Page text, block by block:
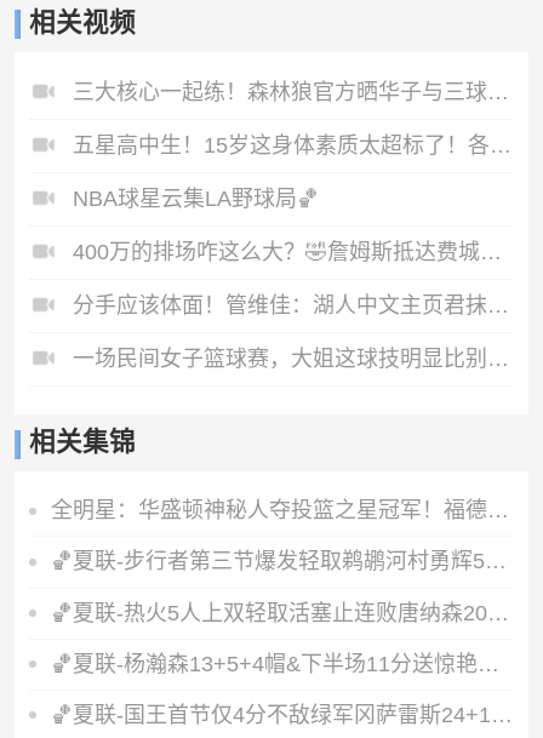
相关视频
三大核心一起练！森林狼官方晒华子与三球、麦丹训练视频
五星高中生！15岁这身体素质太超标了！各种逆天飞扣！
NBA球星云集LA野球局🏀
400万的排场咋这么大？🤣詹姆斯抵达费城，球迷窒息欢迎
分手应该体面！管维佳：湖人中文主页君抹除詹眉痕迹，这么做格局小了
一场民间女子篮球赛，大姐这球技明显比别人高一头啊😂
相关集锦
全明星：华盛顿神秘人夺投篮之星冠军！福德夺得三分大赛冠军！
🏀夏联-步行者第三节爆发轻取鹈鹕河村勇辉5+5+12斯劳森22分
🏀夏联-热火5人上双轻取活塞止连败唐纳森20+8+10奥科里27分
🏀夏联-杨瀚森13+5+4帽&下半场11分送惊艳妙传开拓者力克掘金
🏀夏联-国王首节仅4分不敌绿军冈萨雷斯24+10+5塞纳克10+12